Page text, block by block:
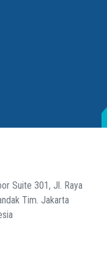
Suite 301, Jl. Raya
Tim. Jakarta